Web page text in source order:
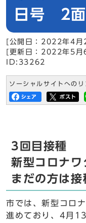
日号 2面
[公開日：2022年4月
[更新日：2022年5月
ID:33262
ソーシャルサイトへの
3回目接種
新型コロナワ
まだの方は接
市では、新型コロ
進めており、4月